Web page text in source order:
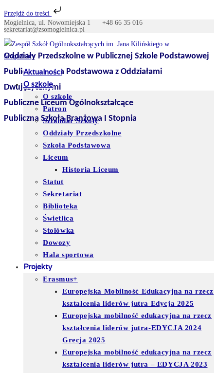
Przejdź do treści
Skip
to
content
Mogielnica, ul. Nowomiejska 1 +48 66 35 016
sekretariat@zsomogielnica.pl
Oddziały Przedszkolne w Publicznej Szkole Podstawowej
Publiczna Szkoła Podstawowa z Oddziałami
Dwujęzycznymi
Publiczne Liceum Ogólnokształcące
Publiczna Szkoła Branżowa I Stopnia
Aktualności
O szkole
O szkole
Patron
Sztandar Szkoły
Oddziały Przedszkolne
Szkoła Podstawowa
Liceum
Historia Liceum
Statut
Sekretariat
Biblioteka
Świetlica
Stołówka
Dowozy
Hala sportowa
Projekty
Erasmus+
Europejska Mobilność Edukacyjna na rzecz
kształcenia liderów jutra Edycja 2025
Europejska mobilność edukacyjna na rzecz
kształcenia liderów jutra-EDYCJA 2024
Grecja 2025
Europejska mobilność edukacyjna na rzecz
kształcenia liderów jutra – EDYCJA 2023